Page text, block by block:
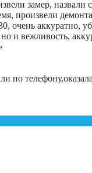
замер, назвали
произвели
аккуратно,
и вежливость,